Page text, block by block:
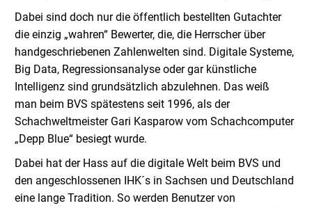
Dabei sind doch nur die öffentlich bestellten Gutachter
die einzig „wahren“ Bewerter, die, die Herrscher über
handgeschriebenen Zahlenwelten sind. Digitale Systeme,
Big Data, Regressionsanalyse oder gar künstliche
Intelligenz sind grundsätzlich abzulehnen. Das weiß
man beim BVS spätestens seit 1996, als der
Schachweltmeister Gari Kasparow vom Schachcomputer
„Depp Blue“ besiegt wurde.
Dabei hat der Hass auf die digitale Welt beim BVS und
den angeschlossenen IHK´s in Sachsen und Deutschland
eine lange Tradition. So werden Benutzer von